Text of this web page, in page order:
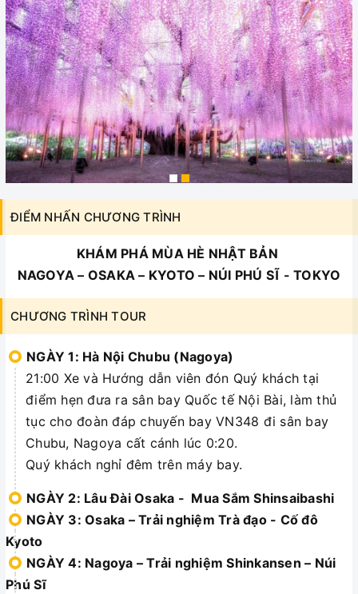
ĐIỂM NHẤN CHƯƠNG TRÌNH
KHÁM PHÁ MÙA HÈ NHẬT BẢN
NAGOYA – OSAKA – KYOTO – NÚI PHÚ SĨ - TOKYO
CHƯƠNG TRÌNH TOUR
NGÀY 1: Hà Nội Chubu (Nagoya)
21:00 Xe và Hướng dẫn viên đón Quý khách tại
điểm hẹn đưa ra sân bay Quốc tế Nội Bài, làm thủ
tục cho đoàn đáp chuyến bay VN348 đi sân bay
Chubu, Nagoya cất cánh lúc 0:20.
Quý khách nghỉ đêm trên máy bay.
NGÀY 2: Lâu Đài Osaka - Mua Sắm Shinsaibashi
NGÀY 3: Osaka – Trải nghiệm Trà đạo - Cố đô
Kyoto
NGÀY 4: Nagoya – Trải nghiệm Shinkansen – Núi
Phú Sĩ